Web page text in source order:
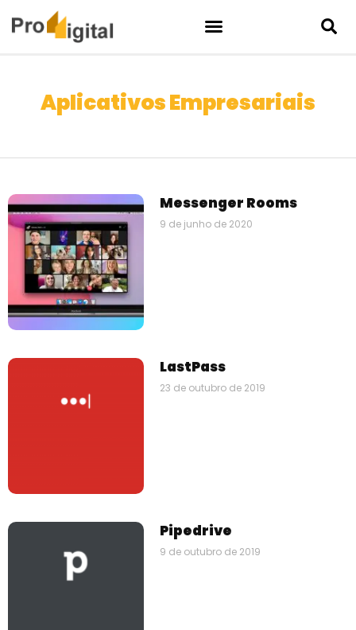
Aplicativos Empresariais
Messenger Rooms
9 de junho de 2020
LastPass
23 de outubro de 2019
Pipedrive
9 de outubro de 2019